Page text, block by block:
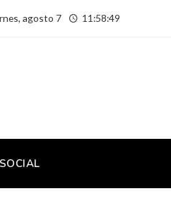
agosto 7 11:58:49